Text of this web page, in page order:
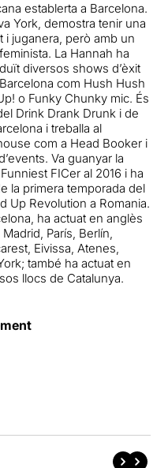
establerta a Barcelona.
York, demostra tenir una
i juganera, però amb un
La Hannah ha
diversos shows d’èxit
com Hush Hush
o Funky Chunky mic. És
Drink Drank Drunk i de
i treballa al
com a Head Booker i
Va guanyar la
FICer al 2016 i ha
la primera temporada del
Up Revolution a Romania.
ha actuat en anglès
París, Berlín,
Eivissa, Atenes,
també ha actuat en
llocs de Catalunya.